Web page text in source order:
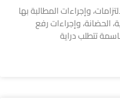
وإجراءات المطالبة بها
الحضانة، وإجراءات رفع
تتطلب دراية